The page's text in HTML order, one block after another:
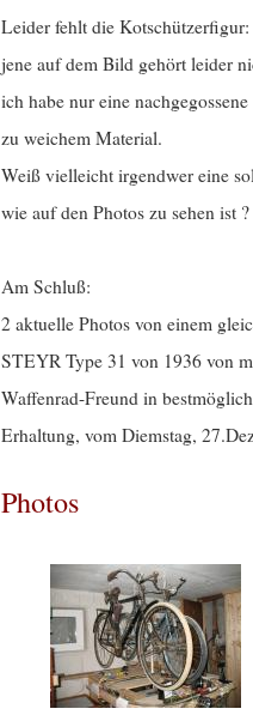
Leider fehlt die Kotschützerfigur:
jene auf dem Bild gehört leider
ich habe nur eine
zu weichem Material.
Weiß vielleicht irgendwer eine
wie auf den Photos zu sehen ist ?
Am Schluß:
2 aktuelle Photos von einem
STEYR Type 31 von 1936 von
Waffenrad-Freund in
Erhaltung, vom Diemstag,
Photos